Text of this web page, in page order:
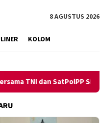
8 AGUSTUS 2026
KOLOM
Sita Minuman Keras